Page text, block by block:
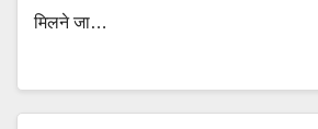
मिलने जा…